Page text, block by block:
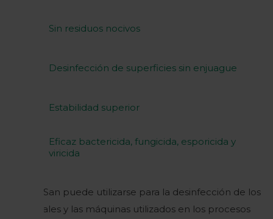
Sin residuos nocivos
Desinfección de superficies sin enjuague
Estabilidad superior
Eficaz bactericida, fungicida, esporicida y
viricida
Huwa-San puede utilizarse para la desinfección de los
materiales y las máquinas utilizados en los procesos